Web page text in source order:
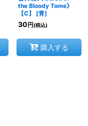
the Bloody Tome》
【C】
[青]
30 円 (税込)
購入する